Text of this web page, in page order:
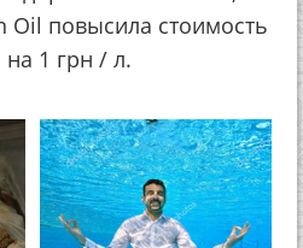
Oil повысила стоимость
1 грн / л.